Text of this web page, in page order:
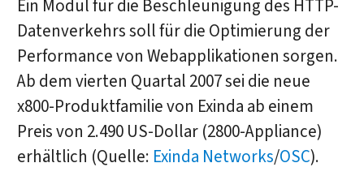
Ein Modul für die Beschleunigung des HTTP-
Datenverkehrs soll für die Optimierung der
Performance von Webapplikationen sorgen.
Ab dem vierten Quartal 2007 sei die neue
x800-Produktfamilie von Exinda ab einem
Preis von 2.490 US-Dollar (2800-Appliance)
erhältlich (Quelle: Exinda Networks/OSC).